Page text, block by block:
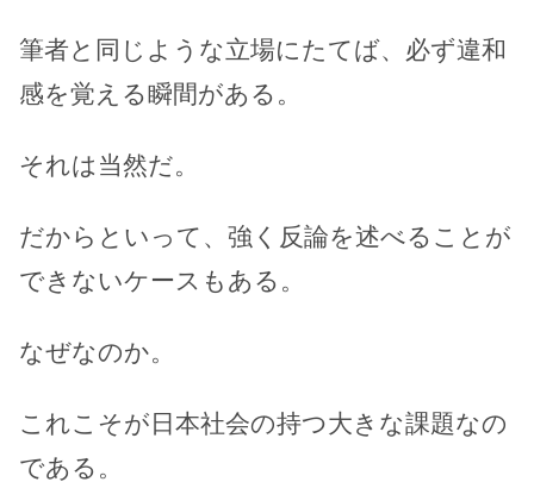
筆者と同じような立場にたてば、必ず違和
感を覚える瞬間がある。
それは当然だ。
だからといって、強く反論を述べることが
できないケースもある。
なぜなのか。
これこそが日本社会の持つ大きな課題なの
である。